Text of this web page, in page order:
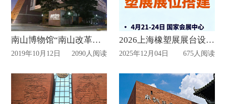
南山博物馆“南山改革开放史”展厅临时检修闭展
2019年10月12日 2090人阅读
2026上海橡塑展展台设计搭建方案
2025年12月04日 675人阅读